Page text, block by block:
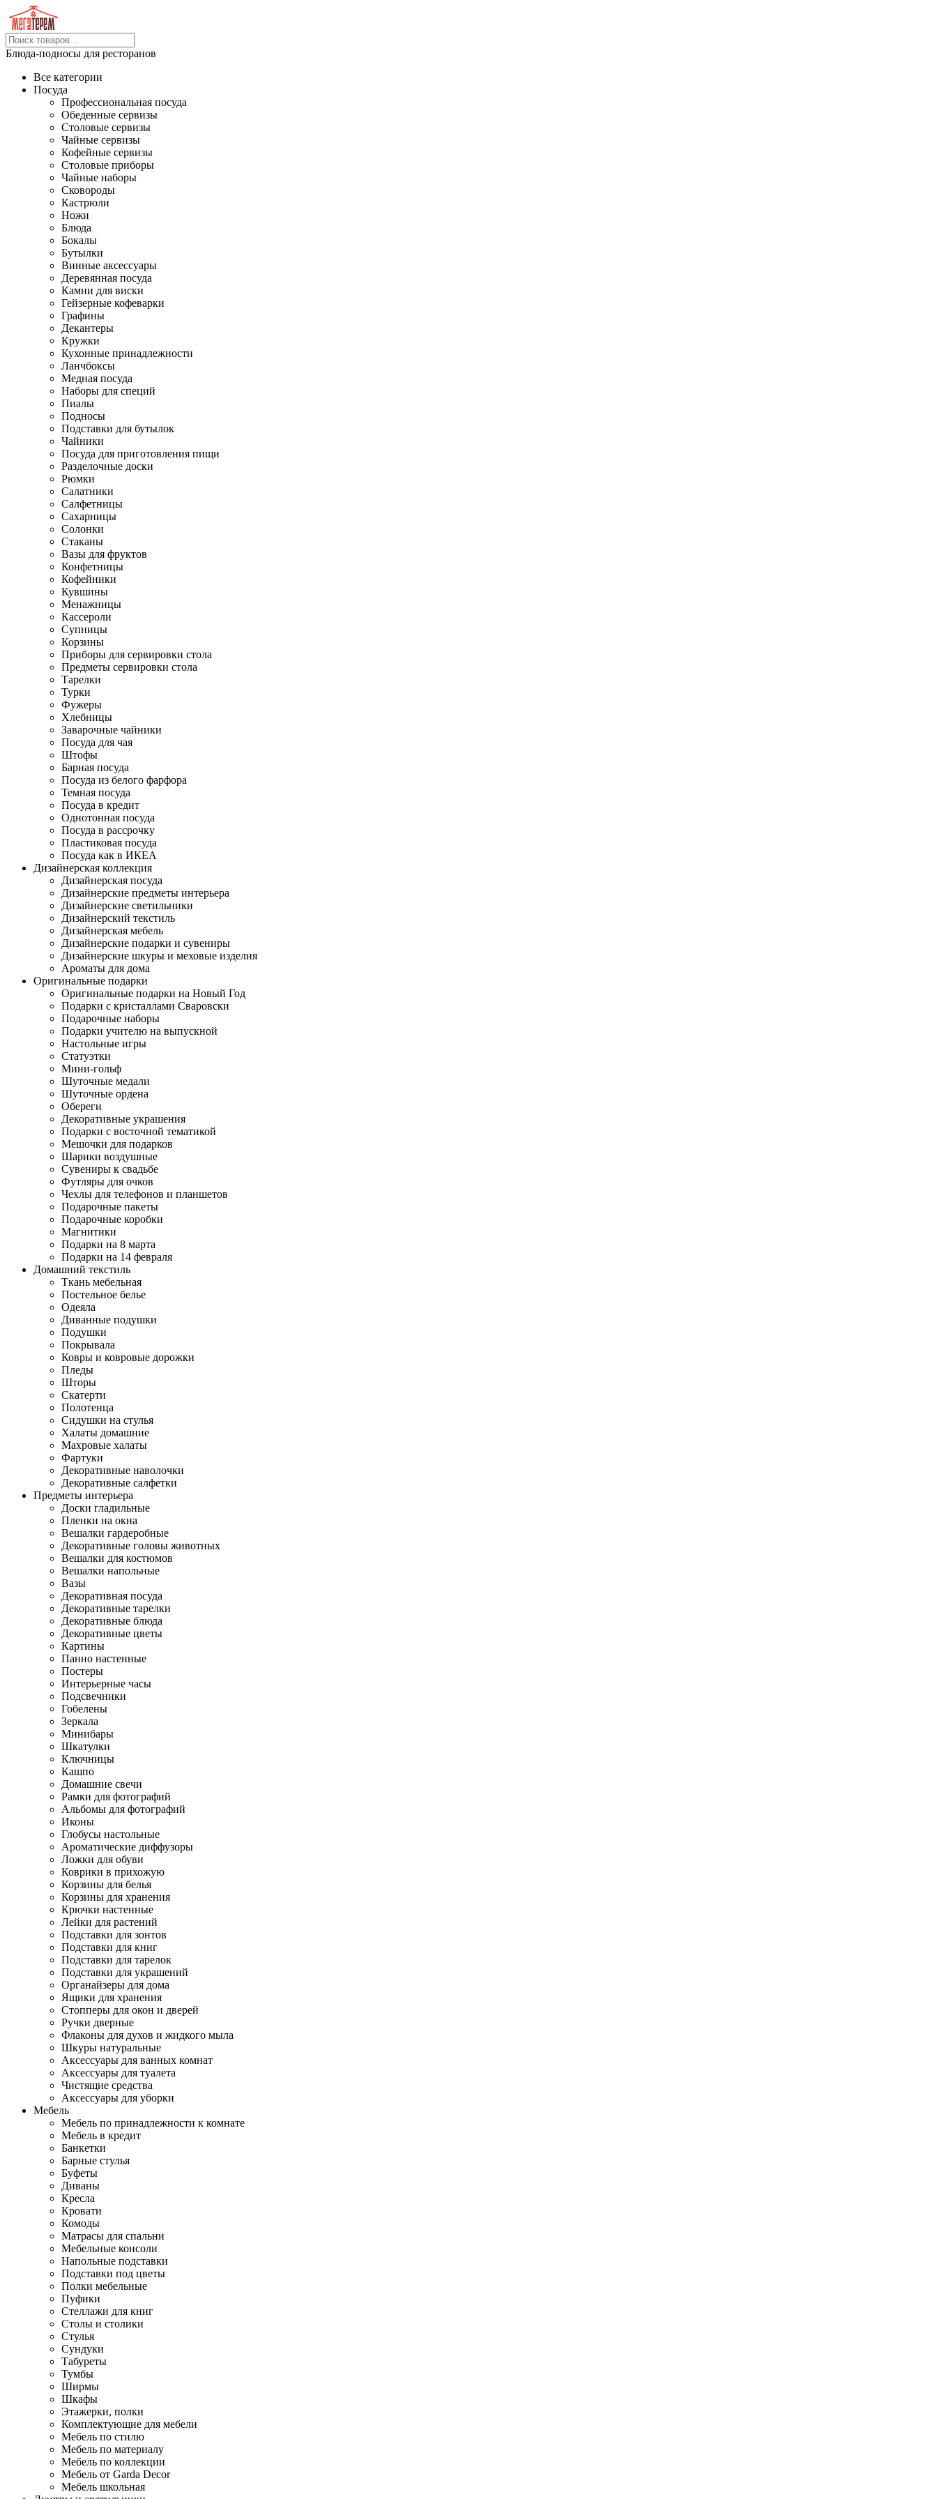
Блюда-подносы для ресторанов
Все категории
Посуда
Профессиональная посуда
Обеденные сервизы
Столовые сервизы
Чайные сервизы
Кофейные сервизы
Столовые приборы
Чайные наборы
Сковороды
Кастрюли
Ножи
Блюда
Бокалы
Бутылки
Винные аксессуары
Деревянная посуда
Камни для виски
Гейзерные кофеварки
Графины
Декантеры
Кружки
Кухонные принадлежности
Ланчбоксы
Медная посуда
Наборы для специй
Пиалы
Подносы
Подставки для бутылок
Чайники
Посуда для приготовления пищи
Разделочные доски
Рюмки
Салатники
Салфетницы
Сахарницы
Солонки
Стаканы
Вазы для фруктов
Конфетницы
Кофейники
Кувшины
Менажницы
Кассероли
Супницы
Корзины
Приборы для сервировки стола
Предметы сервировки стола
Тарелки
Турки
Фужеры
Хлебницы
Заварочные чайники
Посуда для чая
Штофы
Барная посуда
Посуда из белого фарфора
Темная посуда
Посуда в кредит
Однотонная посуда
Посуда в рассрочку
Пластиковая посуда
Посуда как в ИКЕА
Дизайнерская коллекция
Дизайнерская посуда
Дизайнерские предметы интерьера
Дизайнерские светильники
Дизайнерский текстиль
Дизайнерская мебель
Дизайнерские подарки и сувениры
Дизайнерские шкуры и меховые изделия
Ароматы для дома
Оригинальные подарки
Оригинальные подарки на Новый Год
Подарки с кристаллами Сваровски
Подарочные наборы
Подарки учителю на выпускной
Настольные игры
Статуэтки
Мини-гольф
Шуточные медали
Шуточные ордена
Обереги
Декоративные украшения
Подарки с восточной тематикой
Мешочки для подарков
Шарики воздушные
Сувениры к свадьбе
Футляры для очков
Чехлы для телефонов и планшетов
Подарочные пакеты
Подарочные коробки
Магнитики
Подарки на 8 марта
Подарки на 14 февраля
Домашний текстиль
Ткань мебельная
Постельное белье
Одеяла
Диванные подушки
Подушки
Покрывала
Ковры и ковровые дорожки
Пледы
Шторы
Скатерти
Полотенца
Сидушки на стулья
Халаты домашние
Махровые халаты
Фартуки
Декоративные наволочки
Декоративные салфетки
Предметы интерьера
Доски гладильные
Пленки на окна
Вешалки гардеробные
Декоративные головы животных
Вешалки для костюмов
Вешалки напольные
Вазы
Декоративная посуда
Декоративные тарелки
Декоративные блюда
Декоративные цветы
Картины
Панно настенные
Постеры
Интерьерные часы
Подсвечники
Гобелены
Зеркала
Минибары
Шкатулки
Ключницы
Кашпо
Домашние свечи
Рамки для фотографий
Альбомы для фотографий
Иконы
Глобусы настольные
Ароматические диффузоры
Ложки для обуви
Коврики в прихожую
Корзины для белья
Корзины для хранения
Крючки настенные
Лейки для растений
Подставки для зонтов
Подставки для книг
Подставки для тарелок
Подставки для украшений
Органайзеры для дома
Ящики для хранения
Стопперы для окон и дверей
Ручки дверные
Флаконы для духов и жидкого мыла
Шкуры натуральные
Аксессуары для ванных комнат
Аксессуары для туалета
Чистящие средства
Аксессуары для уборки
Мебель
Мебель по принадлежности к комнате
Мебель в кредит
Банкетки
Барные стулья
Буфеты
Диваны
Кресла
Кровати
Комоды
Матрасы для спальни
Мебельные консоли
Напольные подставки
Подставки под цветы
Полки мебельные
Пуфики
Стеллажи для книг
Столы и столики
Стулья
Сундуки
Табуреты
Тумбы
Ширмы
Шкафы
Этажерки, полки
Комплектующие для мебели
Мебель по стилю
Мебель по материалу
Мебель по коллекции
Мебель от Garda Decor
Мебель школьная